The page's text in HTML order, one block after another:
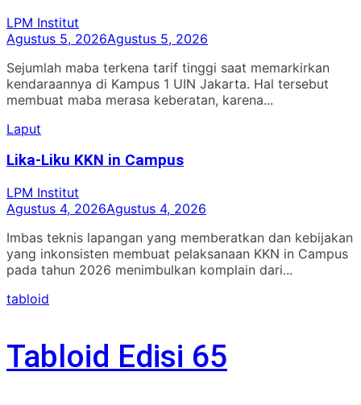
LPM Institut
Agustus 5, 2026Agustus 5, 2026
Sejumlah maba terkena tarif tinggi saat memarkirkan
kendaraannya di Kampus 1 UIN Jakarta. Hal tersebut
membuat maba merasa keberatan, karena...
Laput
Lika-Liku KKN in Campus
LPM Institut
Agustus 4, 2026Agustus 4, 2026
Imbas teknis lapangan yang memberatkan dan kebijakan
yang inkonsisten membuat pelaksanaan KKN in Campus
pada tahun 2026 menimbulkan komplain dari...
tabloid
Tabloid Edisi 65